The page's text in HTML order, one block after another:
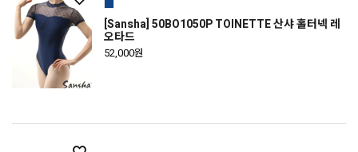
[Sansha] 50BO1050P TOINETTE 산샤 홀터넥 레
오타드
52,000원